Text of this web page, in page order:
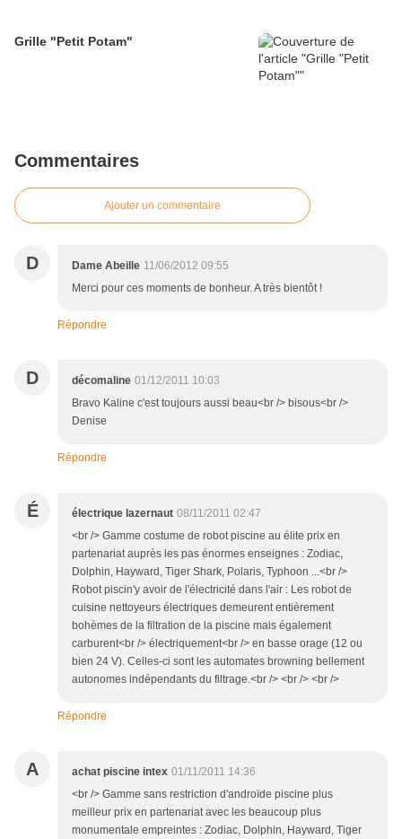
Grille "Petit Potam"
Commentaires
Ajouter un commentaire
D Dame Abeille 11/06/2012 09:55
Merci pour ces moments de bonheur. A très bientôt !
Répondre
D décomaline 01/12/2011 10:03
Bravo Kaline c'est toujours aussi beau<br /> bisous<br />
Denise
Répondre
É électrique lazernaut 08/11/2011 02:47
<br /> Gamme costume de robot piscine au élite prix en
partenariat auprès les pas énormes enseignes : Zodiac,
Dolphin, Hayward, Tiger Shark, Polaris, Typhoon ...<br />
Robot piscin'y avoir de l'électricité dans l'air : Les robot de
cuisine nettoyeurs électriques demeurent entièrement
bohèmes de la filtration de la piscine mais également
carburent<br /> électriquement<br /> en basse orage (12 ou
bien 24 V). Celles-ci sont les automates browning bellement
autonomes indépendants du filtrage.<br /> <br /> <br />
Répondre
A achat piscine intex 01/11/2011 14:36
<br /> Gamme sans restriction d'androïde piscine plus
meilleur prix en partenariat avec les beaucoup plus
monumentale empreintes : Zodiac, Dolphin, Hayward, Tiger